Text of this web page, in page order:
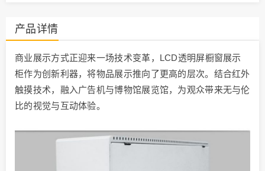
产品详情
商业展示方式正迎来一场技术变革，LCD透明屏橱窗展示
柜作为创新利器，将物品展示推向了更高的层次。结合红外
触摸技术，融入广告机与博物馆展览馆，为观众带来无与伦
比的视觉与互动体验。